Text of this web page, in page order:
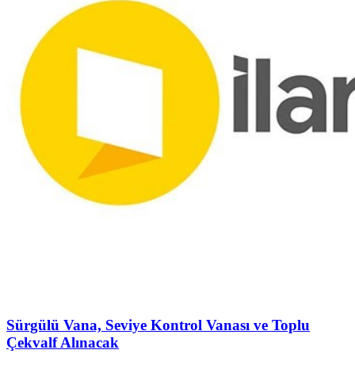
Sürgülü Vana, Seviye Kontrol Vanası ve Toplu
Çekvalf Alınacak